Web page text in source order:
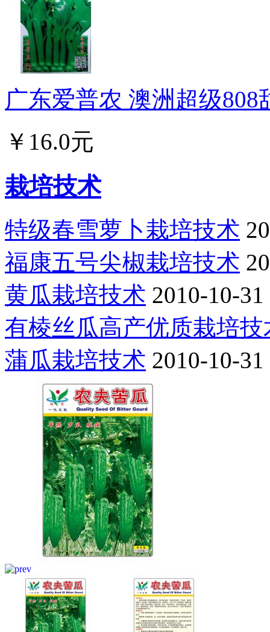
广东爱普农 澳洲超级
￥16.0元
栽培技术
特级春雪萝卜栽培技术
福康五号尖椒栽培技术
黄瓜栽培技术 2010-10-31
有棱丝瓜高产优质栽培技
蒲瓜栽培技术 2010-10-31